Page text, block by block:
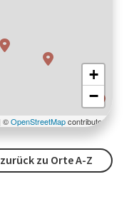
zurück zu Orte A-Z